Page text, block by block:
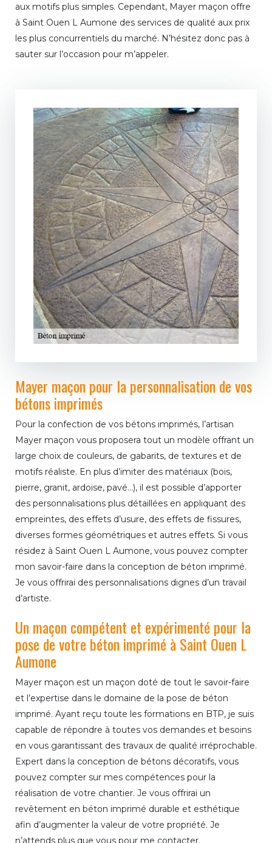
aux motifs plus simples. Cependant, Mayer maçon offre
à Saint Ouen L Aumone des services de qualité aux prix
les plus concurrentiels du marché. N’hésitez donc pas à
sauter sur l’occasion pour m’appeler.
Mayer maçon pour la personnalisation de vos
bétons imprimés
Pour la confection de vos bétons imprimés, l’artisan
Mayer maçon vous proposera tout un modèle offrant un
large choix de couleurs, de gabarits, de textures et de
motifs réaliste. En plus d’imiter des matériaux (bois,
pierre, granit, ardoise, pavé...), il est possible d’apporter
des personnalisations plus détaillées en appliquant des
empreintes, des effets d’usure, des effets de fissures,
diverses formes géométriques et autres effets. Si vous
résidez à Saint Ouen L Aumone, vous pouvez compter
mon savoir-faire dans la conception de béton imprimé.
Je vous offrirai des personnalisations dignes d’un travail
d’artiste.
Un maçon compétent et expérimenté pour la
pose de votre béton imprimé à Saint Ouen L
Aumone
Mayer maçon est un maçon doté de tout le savoir-faire
et l’expertise dans le domaine de la pose de béton
imprimé. Ayant reçu toute les formations en BTP, je suis
capable de répondre à toutes vos demandes et besoins
en vous garantissant des travaux de qualité irréprochable.
Expert dans la conception de bétons décoratifs, vous
pouvez compter sur mes compétences pour la
réalisation de votre chantier. Je vous offrirai un
revêtement en béton imprimé durable et esthétique
afin d’augmenter la valeur de votre propriété. Je
n’attends plus que vous pour me contacter.